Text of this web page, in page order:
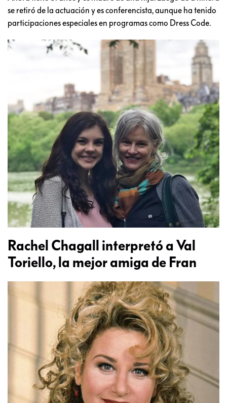
se retiró de la actuación y es conferencista, aunque ha tenido
participaciones especiales en programas como Dress Code.
Rachel Chagall interpretó a Val
Toriello, la mejor amiga de Fran